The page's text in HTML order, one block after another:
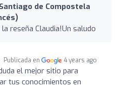
de Compostela
reseña Claudia!Un saludo
Publicada en 4 years ago
el mejor sitio para
tus conocimientos en